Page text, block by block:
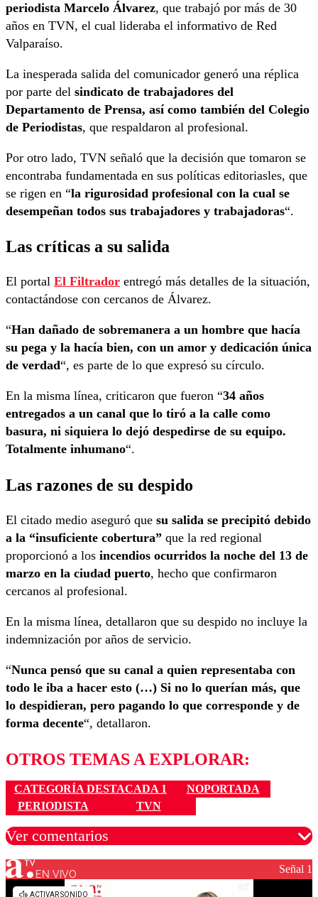
periodista Marcelo Álvarez, que trabajó por más de 30
años en TVN, el cual lideraba el informativo de Red
Valparaíso.
La inesperada salida del comunicador generó una réplica
por parte del sindicato de trabajadores del
Departamento de Prensa, así como también del Colegio
de Periodistas, que respaldaron al profesional.
Por otro lado, TVN señaló que la decisión que tomaron se
encontraba fundamentada en sus políticas editoriasles, que
se rigen en “la rigurosidad profesional con la cual se
desempeñan todos sus trabajadores y trabajadoras“.
Las críticas a su salida
El portal El Filtrador entregó más detalles de la situación,
contactándose con cercanos de Álvarez.
“Han dañado de sobremanera a un hombre que hacía
su pega y la hacía bien, con un amor y dedicación única
de verdad“, es parte de lo que expresó su círculo.
En la misma línea, criticaron que fueron “34 años
entregados a un canal que lo tiró a la calle como
basura, ni siquiera lo dejó despedirse de su equipo.
Totalmente inhumano“.
Las razones de su despido
El citado medio aseguró que su salida se precipitó debido
a la “insuficiente cobertura” que la red regional
proporcionó a los incendios ocurridos la noche del 13 de
marzo en la ciudad puerto, hecho que confirmaron
cercanos al profesional.
En la misma línea, detallaron que su despido no incluye la
indemnización por años de servicio.
“Nunca pensó que su canal a quien representaba con
todo le iba a hacer esto (…) Si no lo querían más, que
lo despidieran, pero pagando lo que corresponde y de
forma decente“, detallaron.
OTROS TEMAS A EXPLORAR:
CATEGORÍA DESTACADA 1
NOPORTADA
PERIODISTA
TVN
Ver comentarios
Los comentarios son moderados para garantizar un
EN VIVO Señal 1